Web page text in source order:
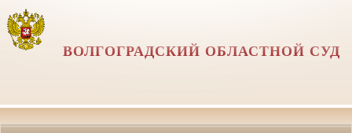
ВОЛГОГРАДСКИЙ ОБЛАСТНОЙ СУД